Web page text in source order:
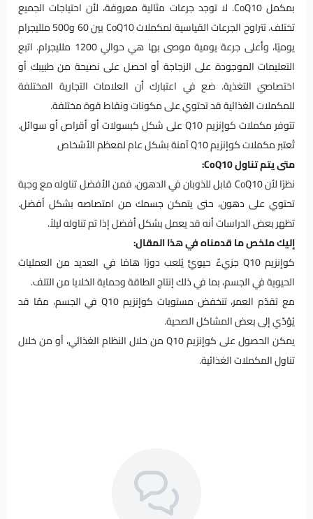
بمكمل CoQ10. لا توجد جرعات مثالية معروفة، لأن احتياجات الجميع
تختلف. تتراوح الجرعات القياسية لمكملات CoQ10 بين 60 و500 ملليجرام
يوميًا، وأعلى جرعة يومية موصى بها هي حوالي 1200 ملليجرام. اتبع
التعليمات الموجودة على الزجاجة أو احصل على نصيحة من طبيبك أو
اختصاصي التغذية. ضع في اعتبارك أن العلامات التجارية المختلفة
للمكملات الغذائية قد تحتوي على مكونات ونقاط قوة مختلفة.
تتوفر مكملات كوإنزيم Q10 على شكل كبسولات أو أقراص أو سوائل.
تُعتبر مكملات كوإنزيم Q10 آمنة بشكل عام لمعظم الأشخاص
متى يتم تناول CoQ10:
نظرًا لأن CoQ10 قابل للذوبان في الدهون، فمن الأفضل تناوله مع وجبة
تحتوي على دهون، حتى يتمكن جسمك من امتصاصه بشكل أفضل.
تظهر بعض الدراسات أنه قد يعمل بشكل أفضل إذا تم تناوله ليلاً.
إليك ملخص ما قدمناه في هذا المقال:
كوإنزيم Q10 جزيءٌ حيويٌّ يُلعب دورًا هامًا في العديد من العمليات
الحيوية في الجسم، بما في ذلك إنتاج الطاقة وحماية الخلايا من التلف.
مع تقدّم العمر، تنخفض مستويات كوإنزيم Q10 في الجسم، ممّا قد
يُؤدّي إلى بعض المشاكل الصحية.
يمكن الحصول على كوإنزيم Q10 من خلال النظام الغذائي، أو من خلال
تناول المكملات الغذائية.